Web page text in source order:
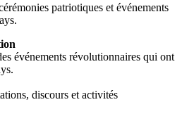
patriotiques et événements
événements révolutionnaires qui ont
discours et activités